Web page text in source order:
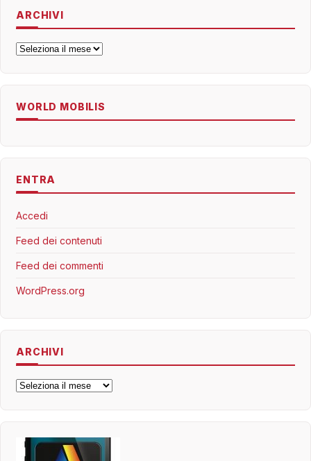
ARCHIVI
Archivi
WORLD MOBILIS
ENTRA
Accedi
Feed dei contenuti
Feed dei commenti
WordPress.org
ARCHIVI
Archivi